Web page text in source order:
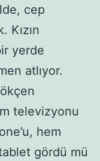
cep
Kızın
yerde
atlıyor.
televizyonu
hem
gördü mü